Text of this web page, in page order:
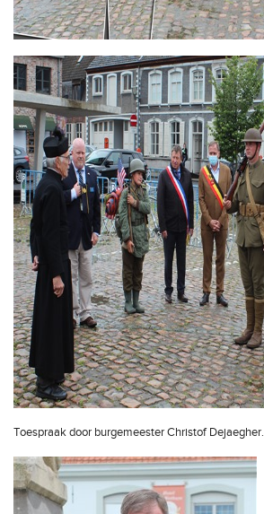
Toespraak door burgemeester Christof Dejaegher.